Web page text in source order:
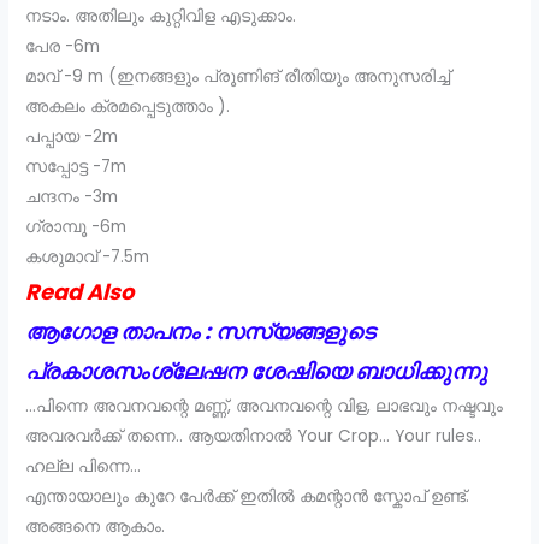
നടാം. അതിലും കുറ്റിവിള എടുക്കാം.
പേര -6m
മാവ് -9 m (ഇനങ്ങളും പ്രൂണിങ് രീതിയും അനുസരിച്ച്
അകലം ക്രമപ്പെടുത്താം ).
പപ്പായ -2m
സപ്പോട്ട -7m
ചന്ദനം -3m
ഗ്രാമ്പൂ -6m
കശുമാവ് -7.5m
Read Also
ആഗോള താപനം : സസ്യങ്ങളുടെ
പ്രകാശസംശ്ലേഷന ശേഷിയെ ബാധിക്കുന്നു
…പിന്നെ അവനവന്റെ മണ്ണ്, അവനവന്റെ വിള, ലാഭവും നഷ്ടവും
അവരവർക്ക് തന്നെ.. ആയതിനാൽ Your Crop… Your rules..
ഹല്ല പിന്നെ…
എന്തായാലും കുറേ പേർക്ക് ഇതിൽ കമന്റാൻ സ്കോപ് ഉണ്ട്.
അങ്ങനെ ആകാം.